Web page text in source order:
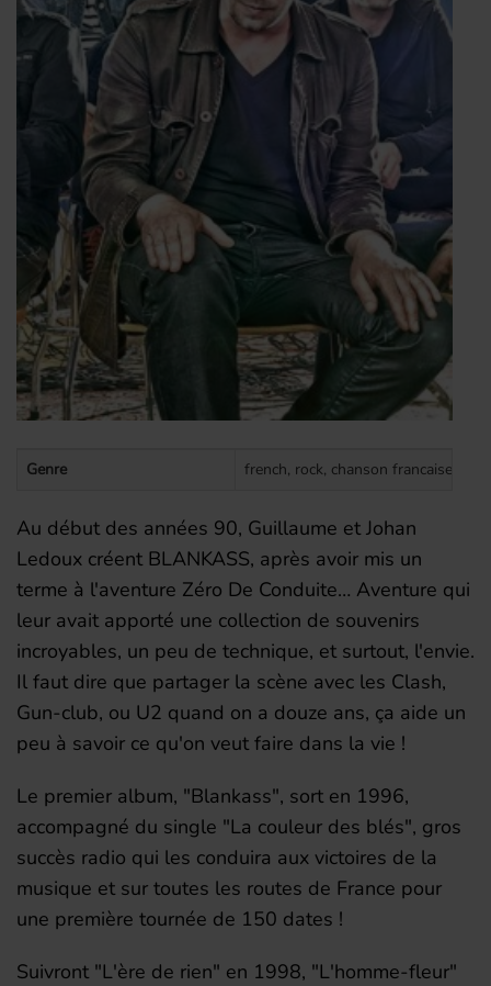
Genre french, rock, chanson francaise,
Au début des années 90, Guillaume et Johan
Ledoux créent BLANKASS, après avoir mis un
terme à l'aventure Zéro De Conduite… Aventure qui
leur avait apporté une collection de souvenirs
incroyables, un peu de technique, et surtout, l'envie.
Il faut dire que partager la scène avec les Clash,
Gun-club, ou U2 quand on a douze ans, ça aide un
peu à savoir ce qu'on veut faire dans la vie !
Le premier album, "Blankass", sort en 1996,
accompagné du single "La couleur des blés", gros
succès radio qui les conduira aux victoires de la
musique et sur toutes les routes de France pour
une première tournée de 150 dates !
Suivront "L'ère de rien" en 1998, "L'homme-fleur"